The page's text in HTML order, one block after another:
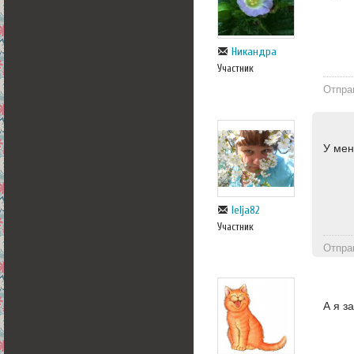
Никандра
Участник
lelja82
Участник
У
А я